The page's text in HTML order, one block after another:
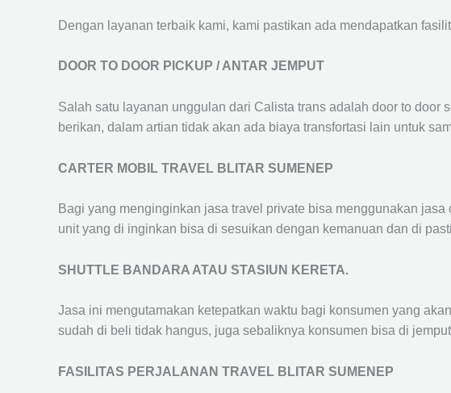
Dengan layanan terbaik kami, kami pastikan ada mendapatkan
DOOR TO DOOR PICKUP / ANTAR JEMPUT
Salah satu layanan unggulan dari Calista trans adalah door to
berikan, dalam artian tidak akan ada biaya transfortasi lain untuk
CARTER MOBIL TRAVEL BLITAR SUMENEP
Bagi yang menginginkan jasa travel private bisa menggunakan
unit yang di inginkan bisa di sesuikan dengan kemanuan dan di
SHUTTLE BANDARA ATAU STASIUN KERETA.
Jasa ini mengutamakan ketepatkan waktu bagi konsumen yang
sudah di beli tidak hangus, juga sebaliknya konsumen bisa di
FASILITAS PERJALANAN TRAVEL BLITAR SUMENEP